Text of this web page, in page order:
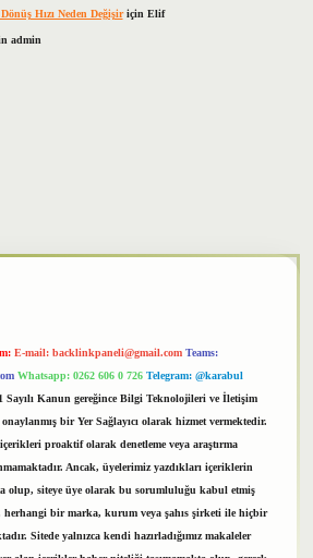
Hızı Neden Değişiriçin Elif
admin
E-mail: backlinkpaneli@gmail.com Teams:
Whatsapp: 0262 606 0 726 Telegram: @karabul
Sayılı Kanun gereğince Bilgi Teknolojileri ve İletişim
bir Yer Sağlayıcı olarak hizmet vermektedir.
proaktif olarak denetleme veya araştırma
Ancak, üyelerimiz yazdıkları içeriklerin
olup, siteye üye olarak bu sorumluluğu kabul etmiş
herhangi bir marka, kurum veya şahıs şirketi ile hiçbir
Sitede yalnızca kendi hazırladığımız makaleler